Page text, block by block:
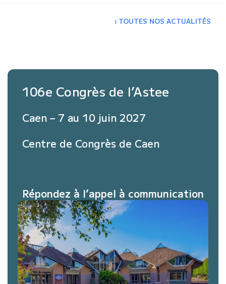
› TOUTES NOS ACTUALITÉS
106e Congrès de l’Astee
Caen – 7 au 10 juin 2027
Centre de Congrès de Caen
Répondez à l’appel à communication